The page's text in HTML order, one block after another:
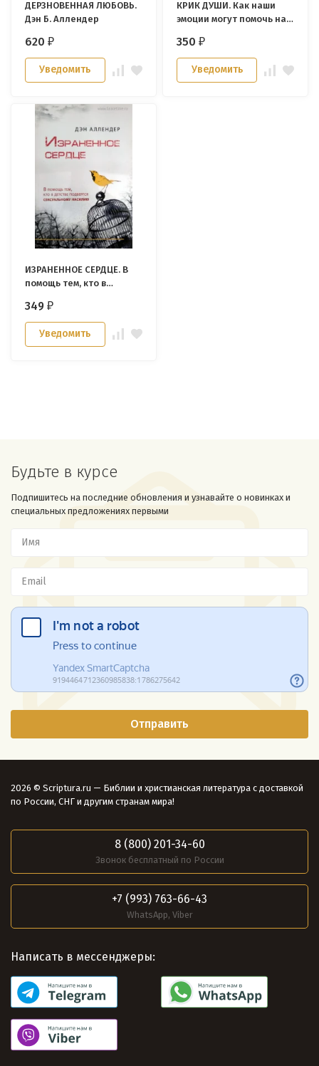
ДЕРЗНОВЕННАЯ ЛЮБОВЬ.
Дэн Б. Аллендер
620₽
Уведомить
КРИК ДУШИ. Как наши
эмоции могут помочь нам
Аллендер
350₽
Уведомить
ИЗРАНЕННОЕ СЕРДЦЕ. В
помощь тем, кто в
сексуальному насилию.
Дэн Аллендер
349₽
Уведомить
Будьте в курсе
Подпишитесь на последние обновления и узнавайте о новинках и
специальных предложениях первыми
2026 © Scriptura.ru — Библии и христианская литература с доставкой
по России, СНГ и другим странам мира!
8 (800) 201-34-60
Звонок бесплатный по России
+7 (993) 763-66-43
WhatsApp, Viber
Написать в мессенджеры: